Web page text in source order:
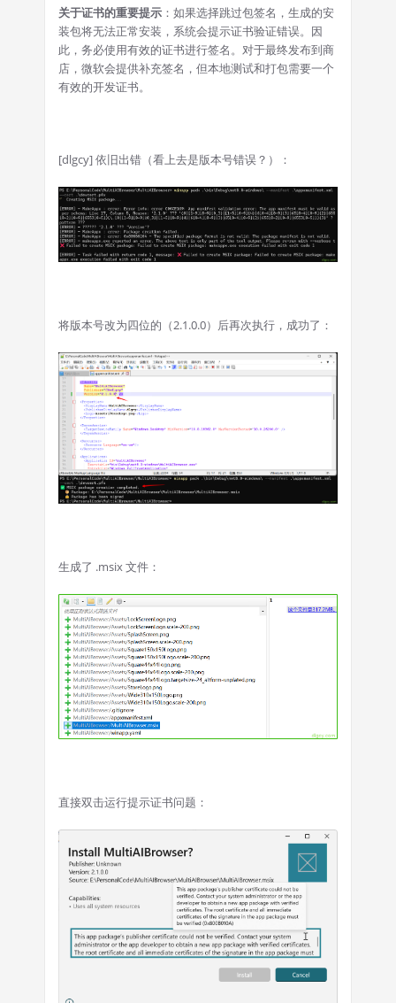
关于证书的重要提示 ：如果选择跳过包签名，生成的安
装包将无法正常安装，系统会提示证书验证错误。因
此，务必使用有效的证书进行签名。对于最终发布到商
店，微软会提供补充签名，但本地测试和打包需要一个
有效的开发证书。
[dlgcy] 依旧出错（看上去是版本号错误？）：
将版本号改为四位的（2.1.0.0）后再次执行，成功了：
生成了 .msix 文件：
直接双击运行提示证书问题：